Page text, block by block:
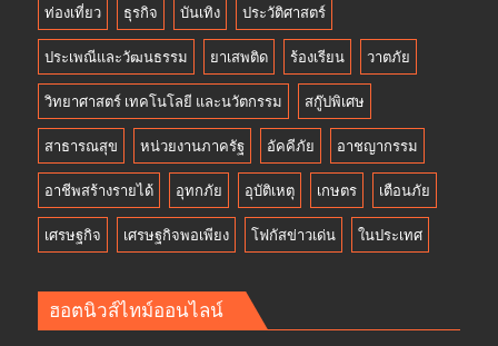
ท่องเที่ยว ธุรกิจ บันเทิง ประวัติศาสตร์
ประเพณีและวัฒนธรรม ยาเสพติด ร้องเรียน วาตภัย
วิทยาศาสตร์ เทคโนโลยี และนวัตกรรม สกู๊ปพิเศษ
สาธารณสุข หน่วยงานภาครัฐ อัคคีภัย อาชญากรรม
อาชีพสร้างรายได้ อุทกภัย อุบัติเหตุ เกษตร เตือนภัย
เศรษฐกิจ เศรษฐกิจพอเพียง โฟกัสข่าวเด่น ในประเทศ
ฮอตนิวส์ไทม์ออนไลน์